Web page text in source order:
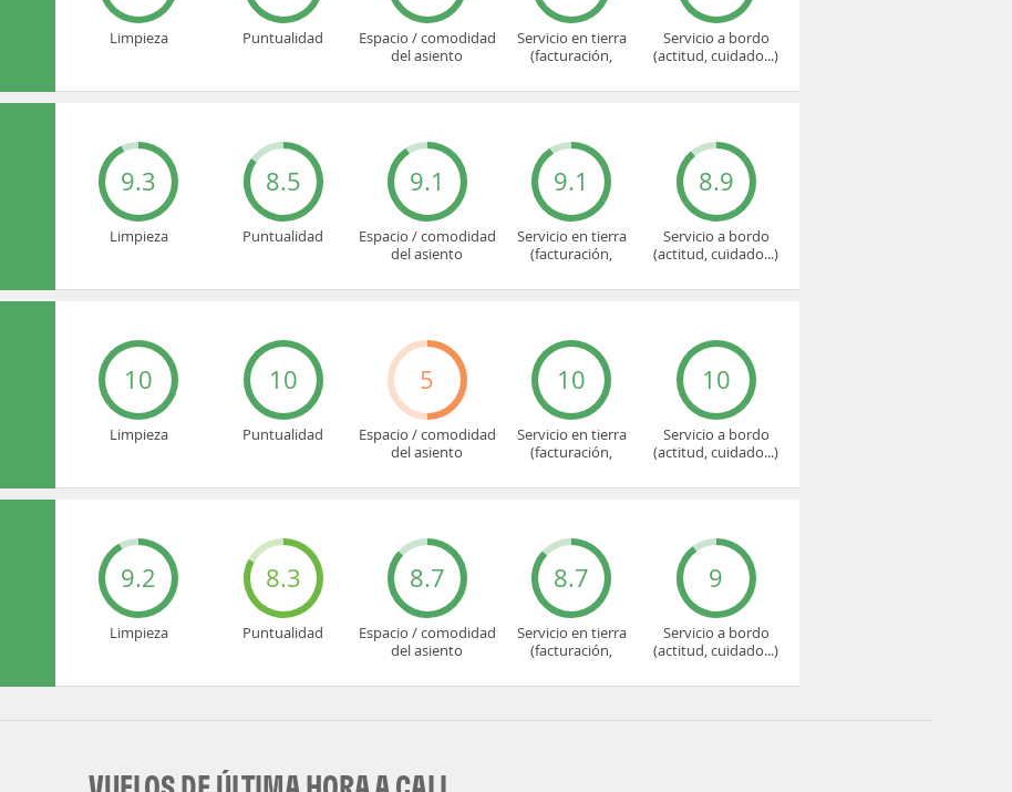
Limpieza Puntualidad
Espacio / comodidad
del asiento
Servicio en tierra
(facturación,
Servicio a bordo
(actitud, cuidado...)
9.3
Limpieza
8.5
Puntualidad
9.1
Espacio / comodidad
del asiento
9.1
Servicio en tierra
(facturación,
8.9
Servicio a bordo
(actitud, cuidado...)
10
Limpieza
10
Puntualidad
5
Espacio / comodidad
del asiento
10
Servicio en tierra
(facturación,
10
Servicio a bordo
(actitud, cuidado...)
9.2
Limpieza
8.3
Puntualidad
8.7
Espacio / comodidad
del asiento
8.7
Servicio en tierra
(facturación,
9
Servicio a bordo
(actitud, cuidado...)